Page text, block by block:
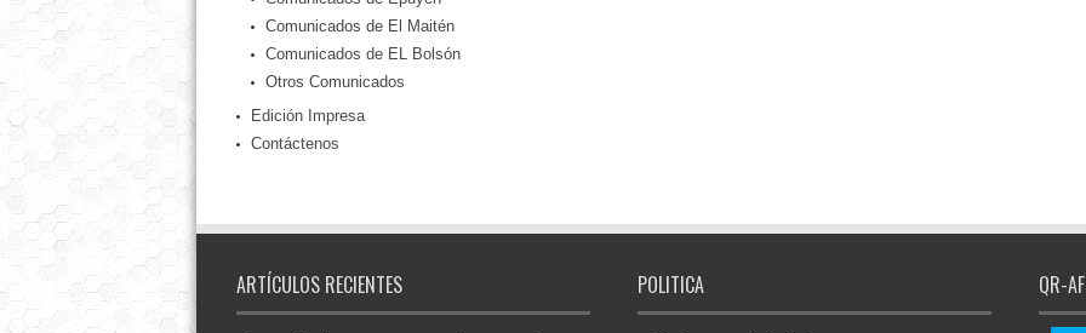
Comunicados de El Maitén
Comunicados de EL Bolsón
Otros Comunicados
Edición Impresa
Contáctenos
ARTÍCULOS RECIENTES POLITICA QR-